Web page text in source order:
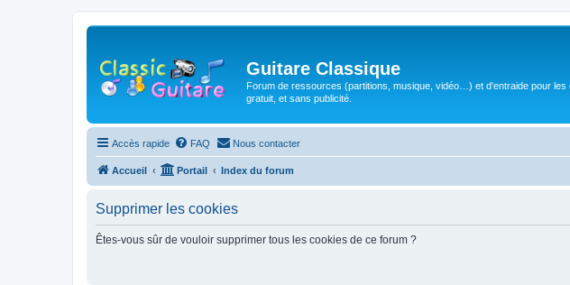
Guitare Classique
Forum de ressources (partitions, musique, vidéo…) et d'entraide pour
gratuit, et sans publicité.
Accès rapide FAQ Nous contacter
Accueil Portail Index du forum
Supprimer les cookies
Êtes-vous sûr de vouloir supprimer tous les cookies de ce forum ?